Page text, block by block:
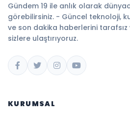
Gündem 19 ile anlık olarak
görebilirsiniz. - Güncel teknoloji,
ve son dakika haberlerini tarafsız
sizlere ulaştırıyoruz.
KURUMSAL